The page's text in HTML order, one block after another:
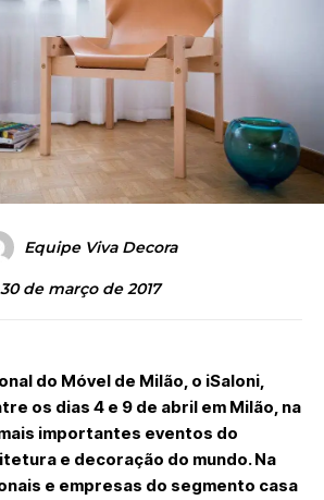
Equipe Viva Decora
30 de março de 2017
do Móvel de Milão, o iSaloni,
os dias 4 e 9 de abril em Milão, na
importantes eventos do
e decoração do mundo. Na
e empresas do segmento casa